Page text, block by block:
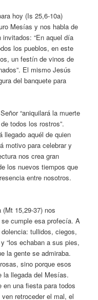
hoy (Is 25,6-10a)
Mesías y nos habla de
“En aquel día
los pueblos, en este
un festín de vinos de
El mismo Jesús
del banquete para
“aniquilará la muerte
todos los rostros”.
llegado aquél de quien
motivo para celebrar y
nos crea gran
los nuevos tiempos que
entre nosotros.
15,29-37) nos
cumple esa profecía. A
tullidos, ciegos,
“los echaban a sus pies,
la gente se admiraba.
sino porque esos
la llegada del Mesías.
una fiesta para todos
retroceder el mal, el